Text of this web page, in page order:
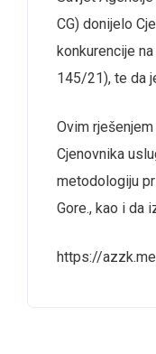
CG) donijelo
konkurencije
145/21), te da
Ovim
Cjenovnika
metodologiju
Gore., kao i da
https://